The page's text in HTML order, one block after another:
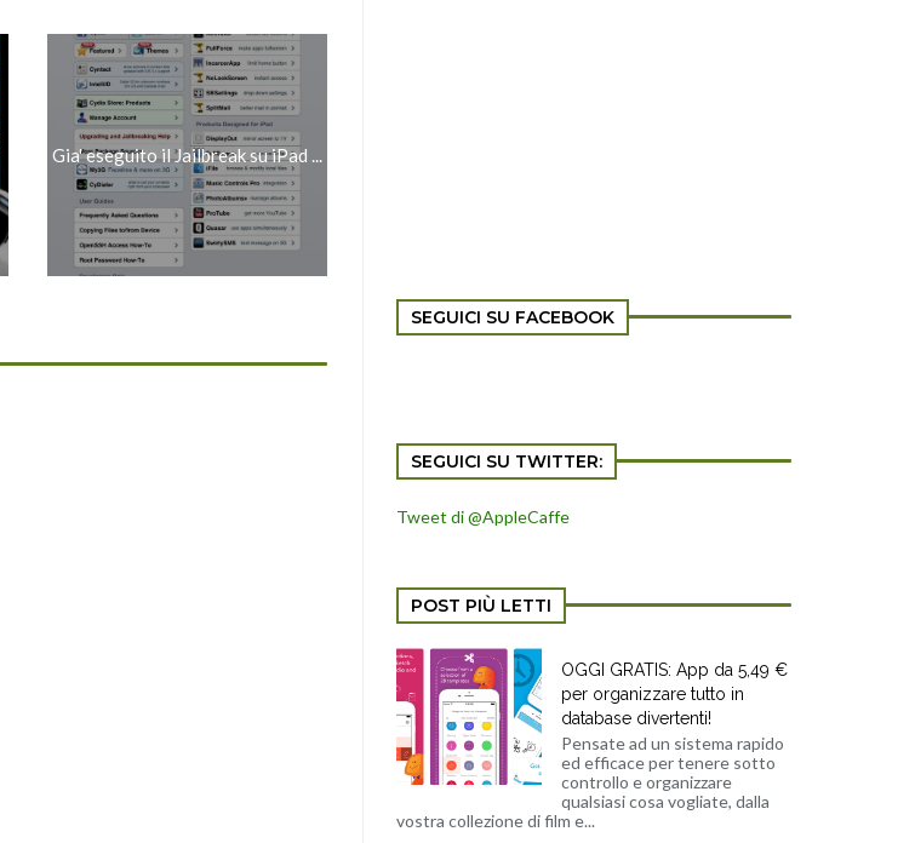
Gia' eseguito il Jailbreak su iPad ...
SEGUICI SU FACEBOOK
SEGUICI SU TWITTER:
Tweet di @AppleCaffe
POST PIÙ LETTI
OGGI GRATIS: App da 5,49 €
per organizzare tutto in
database divertenti!
Pensate ad un sistema rapido
ed efficace per tenere sotto
controllo e organizzare
qualsiasi cosa vogliate, dalla
vostra collezione di film e...